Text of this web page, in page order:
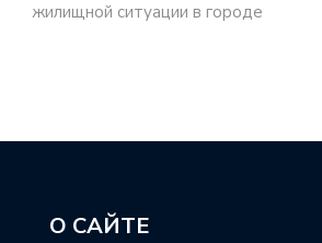
жилищной ситуации в городе
О САЙТЕ